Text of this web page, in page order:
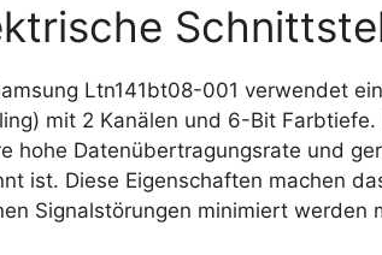
Ltn141bt08-001 verwendet
mit 2 Kanälen und 6-Bit
hohe Datenübertragungsrate und
ist. Diese Eigenschaften machen
Signalstörungen minimiert werden